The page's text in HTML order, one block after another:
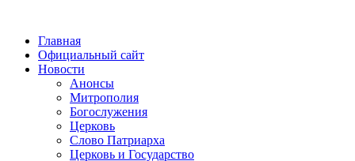
Главная
Официальный сайт
Новости
Анонсы
Митрополия
Богослужения
Церковь
Слово Патриарха
Церковь и Государство